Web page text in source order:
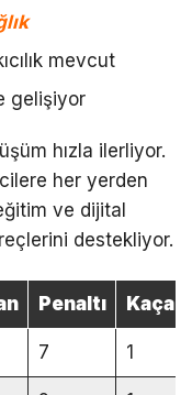
mevcut
gelişiyor
hızla ilerliyor.
her yerden
ve dijital
destekliyor.
Penaltı Kaçan
7 1